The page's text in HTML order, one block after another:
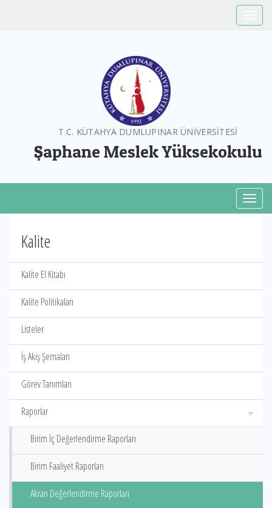
T.C. KÜTAHYA DUMLUPINAR ÜNİVERSİTESİ
Şaphane Meslek Yüksekokulu
Kalite
Kalite El Kitabı
Kalite Politikaları
Listeler
İş Akış Şemaları
Görev Tanımları
Raporlar
Birim İç Değerlendirme Raporları
Birim Faaliyet Raporları
Akran Değerlendirme Raporları